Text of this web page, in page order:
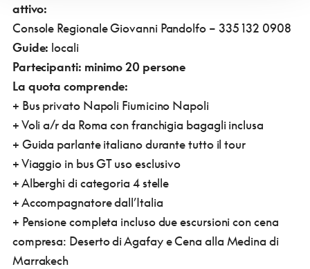
attivo:
Console Regionale Giovanni Pandolfo – 335 132 0908
Guide: locali
Partecipanti: minimo 20 persone
La quota comprende:
+ Bus privato Napoli Fiumicino Napoli
+ Voli a/r da Roma con franchigia bagagli inclusa
+ Guida parlante italiano durante tutto il tour
+ Viaggio in bus GT uso esclusivo
+ Alberghi di categoria 4 stelle
+ Accompagnatore dall’Italia
+ Pensione completa incluso due escursioni con cena
compresa: Deserto di Agafay e Cena alla Medina di
Marrakech